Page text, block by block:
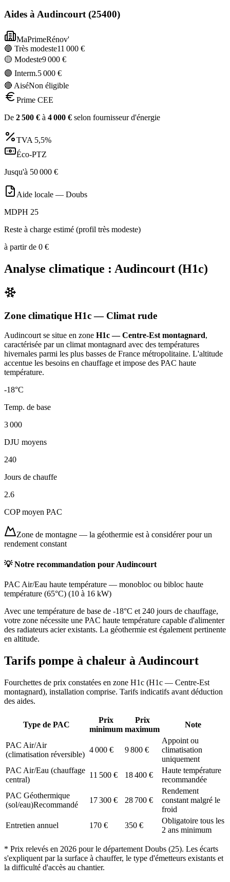
Aides àAudincourt(25400)
MaPrimeRénov'
🔵 Très modeste11 000 €
🟡 Modeste9 000 €
🟣 Interm.5 000 €
🔴 AiséNon éligible
Prime CEE
De 2 500 € à 4 000 € selon fournisseur d'énergie
TVA 5,5%
Éco-PTZ
Jusqu'à 50 000 €
Aide locale — Doubs
MDPH 25
Reste à charge estimé (profil très modeste)
à partir de 0 €
Analyse climatique : Audincourt (H1c)
Zone climatique H1c— Climat rude
Audincourt se situe en zone H1c — Centre-Est montagnard,
caractérisée par un climat montagnard avec des températures
hivernales parmi les plus basses de France métropolitaine. L'altitude
accentue les besoins en chauffage et impose des PAC haute
température.
-18°C
Temp. de base
3 000
DJU moyens
240
Jours de chauffe
2.6
COP moyen PAC
Zone de montagne — la géothermie est à considérer pour un
rendement constant
💡 Notre recommandation pour Audincourt
PAC Air/Eau haute température — monobloc ou bibloc haute
température (65°C) (10 à 16 kW)
Avec une température de base de -18°C et 240 jours de chauffage,
votre zone nécessite une PAC haute température capable d'alimenter
des radiateurs acier existants. La géothermie est également pertinente
en altitude.
Tarifs pompe à chaleur à Audincourt
Fourchettes de prix constatées en zone H1c (H1c — Centre-Est
montagnard), installation comprise. Tarifs indicatifs avant déduction
des aides.
Type de PAC
Prix
minimum
Prix
maximum
Note
PAC Air/Air
(climatisation réversible)
4 000 € 9 800 €
Appoint ou
climatisation
uniquement
PAC Air/Eau (chauffage
central)
11 500 € 18 400 €
Haute température
recommandée
PAC Géothermique
(sol/eau)Recommandé
17 300 € 28 700 €
Rendement
constant malgré le
froid
Entretien annuel
170 € 350 €
Obligatoire tous les
2 ans minimum
* Prix relevés en 2026 pour le département Doubs (25). Les écarts
s'expliquent par la surface à chauffer, le type d'émetteurs existants et
la difficulté d'accès au chantier.